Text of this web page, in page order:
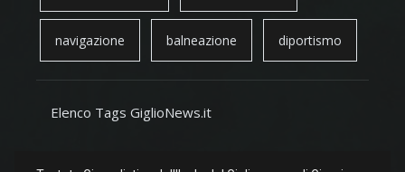
navigazione balneazione diportismo
Elenco Tags GiglioNews.it